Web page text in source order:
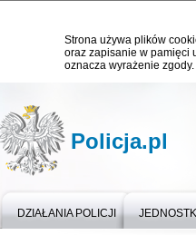
Strona używa plików
oraz zapisanie w pamięci
oznacza wyrażenie zgody.
Policja.pl
DZIAŁANIA POLICJI JEDNOSTKI